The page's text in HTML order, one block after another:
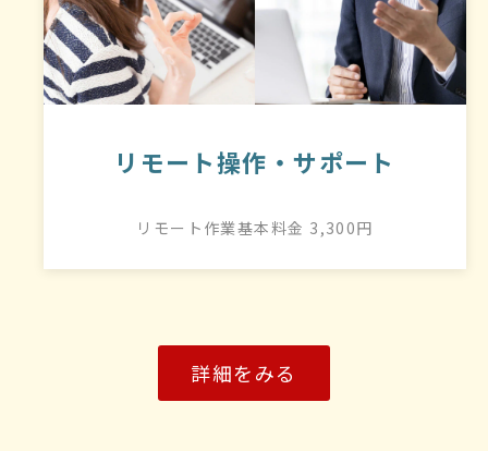
リモート操作・サポート
リモート作業基本料金 3,300円
詳細をみる